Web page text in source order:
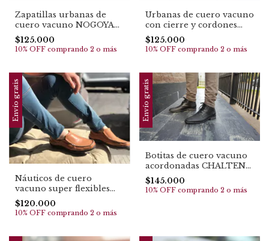
Zapatillas urbanas de
cuero vacuno NOGOYA
(1132)
$125.000
10% OFF comprando 2 o más
Urbanas de cuero vacuno
con cierre y cordones
TUNUYAN (1122)
$125.000
10% OFF comprando 2 o más
Envío gratis
Náuticos de cuero
vacuno super flexibles
BUENOS AIRES (3020).
TOP EN VENTAS
$120.000
10% OFF comprando 2 o más
Envío gratis
Botitas de cuero vacuno
acordonadas CHALTEN
(4049) TOP EN VENTAS
$145.000
10% OFF comprando 2 o más